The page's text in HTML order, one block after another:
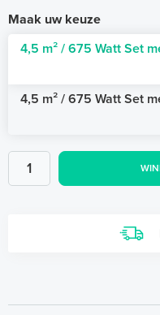
Maak uw keuze
4,5 m² / 675 Watt Set
4,5 m² / 675 Watt Set